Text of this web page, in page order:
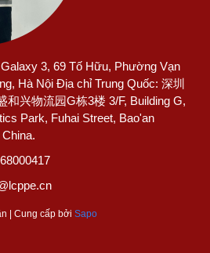
3, 69 Tố Hữu, Phường Vạn
Hà Nội Địa chỉ Trung Quốc: 深圳
和兴物流园G栋3楼 3/F, Building G,
Park, Fuhai Street, Bao'an
| Cung cấp bởi Sapo